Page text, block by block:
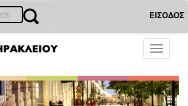
ΕΙΣΟΔΟΣ
Toggle